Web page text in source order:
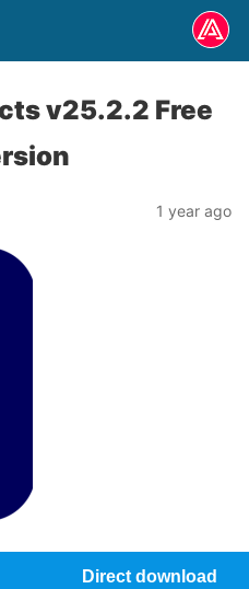
v25.2.2 Free
1 year ago
Direct download